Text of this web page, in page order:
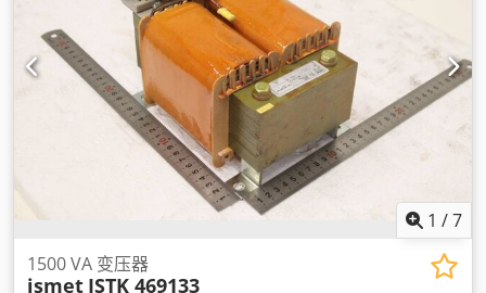
1 /7
1500 VA 变压器
ismet ISTK 469133